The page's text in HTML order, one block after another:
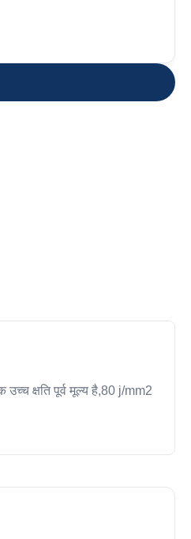
क्षति पूर्व मूल्य है,80 j/mm2